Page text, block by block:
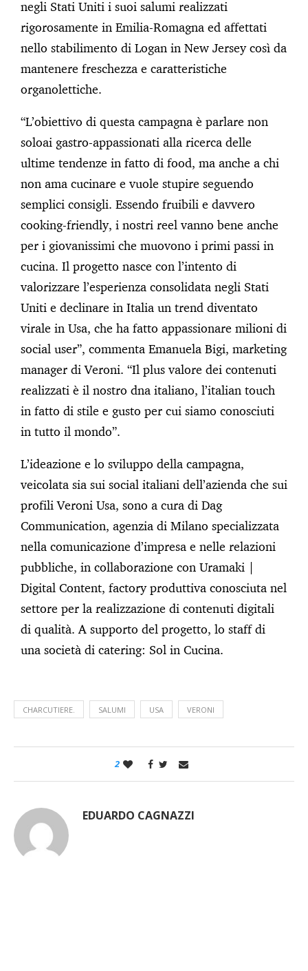
negli Stati Uniti i suoi salumi realizzati
rigorosamente in Emilia-Romagna ed affettati
nello stabilimento di Logan in New Jersey così da
mantenere freschezza e caratteristiche
organolettiche.
“L’obiettivo di questa campagna è parlare non
soloai gastro-appassionati alla ricerca delle
ultime tendenze in fatto di food, ma anche a chi
non ama cucinare e vuole stupire seguendo
semplici consigli. Essendo fruibili e davvero
cooking-friendly, i nostri reel vanno bene anche
per i giovanissimi che muovono i primi passi in
cucina. Il progetto nasce con l’intento di
valorizzare l’esperienza consolidata negli Stati
Uniti e declinare in Italia un trend diventato
virale in Usa, che ha fatto appassionare milioni di
social user”, commenta Emanuela Bigi, marketing
manager di Veroni. “Il plus valore dei contenuti
realizzati è il nostro dna italiano, l’italian touch
in fatto di stile e gusto per cui siamo conosciuti
in tutto il mondo”.
L’ideazione e lo sviluppo della campagna,
veicolata sia sui social italiani dell’azienda che sui
profili Veroni Usa, sono a cura di Dag
Communication, agenzia di Milano specializzata
nella comunicazione d’impresa e nelle relazioni
pubbliche, in collaborazione con Uramaki |
Digital Content, factory produttiva conosciuta nel
settore per la realizzazione di contenuti digitali
di qualità. A supporto del progetto, lo staff di
una società di catering: Sol in Cucina.
CHARCUTIERE. SALUMI USA VERONI
2
EDUARDO CAGNAZZI